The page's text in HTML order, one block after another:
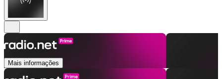
Mais informações